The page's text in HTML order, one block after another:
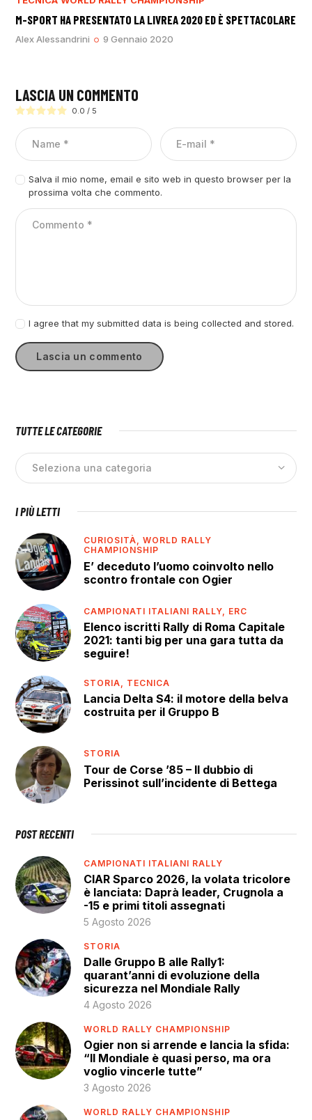
M-SPORT HA PRESENTATO LA LIVREA 2020 ED È SPETTACOLARE
Alex Alessandrini 9 Gennaio 2020
LASCIA UN COMMENTO
0.0 / 5
Salva il mio nome, email e sito web in questo browser per la
prossima volta che commento.
I agree that my submitted data is being collected and stored.
TUTTE LE CATEGORIE
I PIÙ LETTI
CURIOSITÀ,WORLD RALLY
CHAMPIONSHIP
E’ deceduto l’uomo coinvolto nello
scontro frontale con Ogier
CAMPIONATI ITALIANI RALLY, ERC
Elenco iscritti Rally di Roma Capitale
2021: tanti big per una gara tutta da
seguire!
STORIA, TECNICA
Lancia Delta S4: il motore della belva
costruita per il Gruppo B
STORIA
Tour de Corse ’85 – Il dubbio di
Perissinot sull’incidente di Bettega
POST RECENTI
CAMPIONATI ITALIANI RALLY
CIAR Sparco 2026, la volata tricolore
è lanciata: Daprà leader, Crugnola a
-15 e primi titoli assegnati
5 Agosto 2026
STORIA
Dalle Gruppo B alle Rally1:
quarant’anni di evoluzione della
sicurezza nel Mondiale Rally
4 Agosto 2026
WORLD RALLY CHAMPIONSHIP
Ogier non si arrende e lancia la sfida:
“Il Mondiale è quasi perso, ma ora
voglio vincerle tutte”
3 Agosto 2026
WORLD RALLY CHAMPIONSHIP